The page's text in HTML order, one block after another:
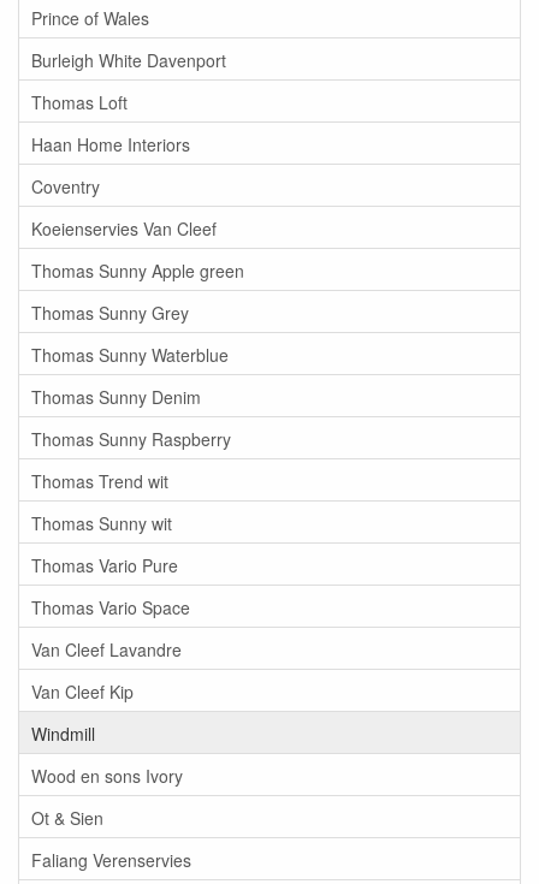
Prince of Wales
Burleigh White Davenport
Thomas Loft
Haan Home Interiors
Coventry
Koeienservies Van Cleef
Thomas Sunny Apple green
Thomas Sunny Grey
Thomas Sunny Waterblue
Thomas Sunny Denim
Thomas Sunny Raspberry
Thomas Trend wit
Thomas Sunny wit
Thomas Vario Pure
Thomas Vario Space
Van Cleef Lavandre
Van Cleef Kip
Windmill
Wood en sons Ivory
Ot & Sien
Faliang Verenservies